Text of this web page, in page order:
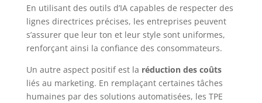
En utilisant des outils d’IA capables de respecter des
lignes directrices précises, les entreprises peuvent
s’assurer que leur ton et leur style sont uniformes,
renforçant ainsi la confiance des consommateurs.
Un autre aspect positif est la réduction des coûts
liés au marketing. En remplaçant certaines tâches
humaines par des solutions automatisées, les TPE